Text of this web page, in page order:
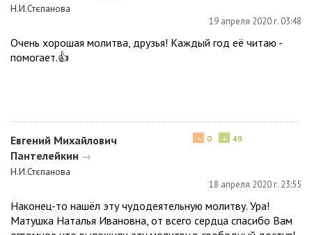
Н.И.Стєпанова
19 апреля 2020 г. 03:48
Очень хорошая молитва, друзья! Каждый год её читаю -
помогает.👍
Евгений Михайлович
Пантелейкин →
Н.И.Стєпанова
+ 49
− 0
18 апреля 2020 г. 23:55
Наконец-то нашёл эту чудодеятельную молитву. Ура!
Матушка Наталья Ивановна, от всего сердца спасибо Вам